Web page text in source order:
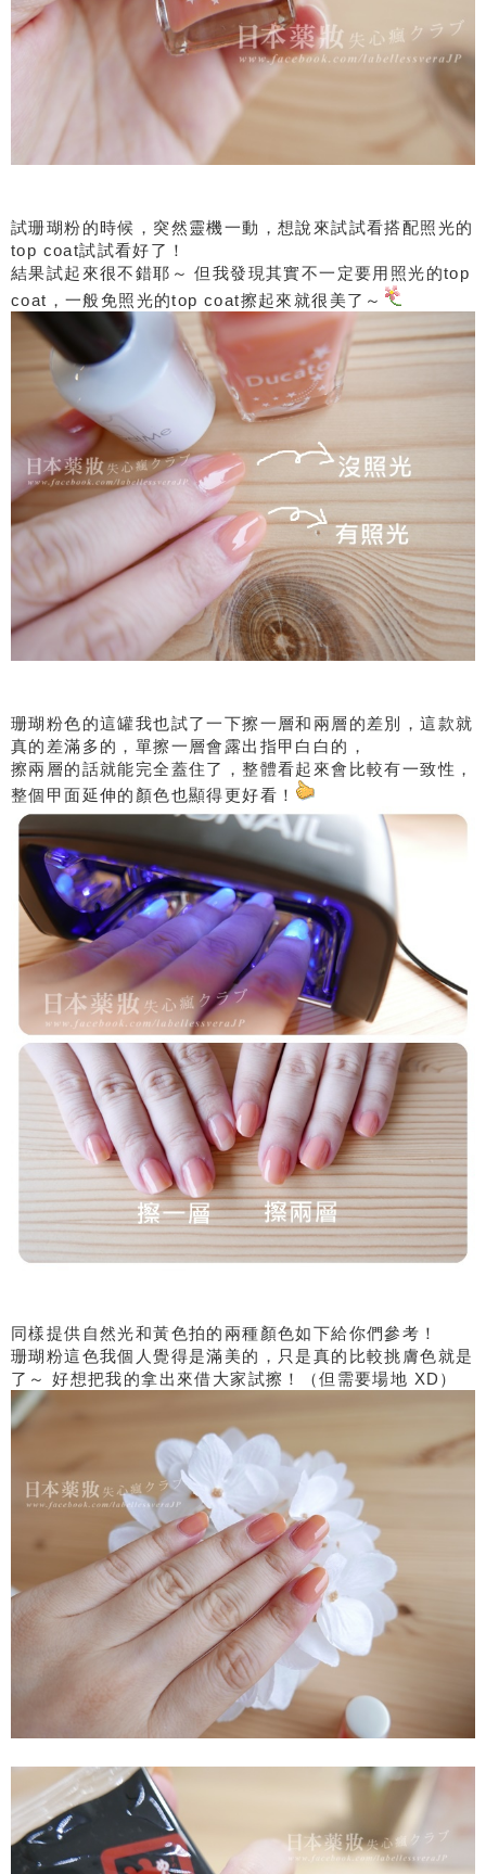
試珊瑚粉的時候，突然靈機一動，想說來試試看搭配照光的
top coat試試看好了！
結果試起來很不錯耶～ 但我發現其實不一定要用照光的top
coat，一般免照光的top coat擦起來就很美了～
珊瑚粉色的這罐我也試了一下擦一層和兩層的差別，這款就
真的差滿多的，單擦一層會露出指甲白白的，
擦兩層的話就能完全蓋住了，整體看起來會比較有一致性，
整個甲面延伸的顏色也顯得更好看！
同樣提供自然光和黃色拍的兩種顏色如下給你們參考！
珊瑚粉這色我個人覺得是滿美的，只是真的比較挑膚色就是
了～ 好想把我的拿出來借大家試擦！（但需要場地 XD）